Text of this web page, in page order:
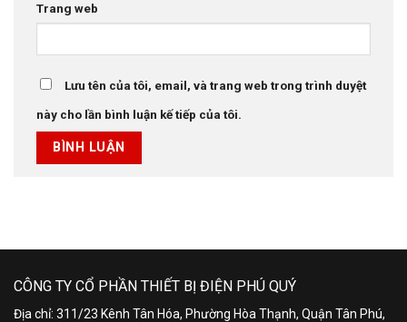
Trang web
Lưu tên của tôi, email, và trang web trong trình duyệt
này cho lần bình luận kế tiếp của tôi.
CÔNG TY CỔ PHẦN THIẾT BỊ ĐIỆN PHÚ QUÝ
Địa chỉ: 311/23 Kênh Tân Hóa, Phường Hòa Thạnh, Quận Tân Phú,